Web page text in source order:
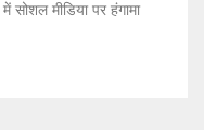
मीडिया पर हंगामा